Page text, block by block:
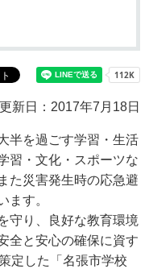
更新日：2017年7月18日
半を過ごす学習・生活
習・文化・スポーツな
た災害発生時の応急避
ます。
守り、良好な教育環境
全と安心の確保に資す
定した「名張市学校